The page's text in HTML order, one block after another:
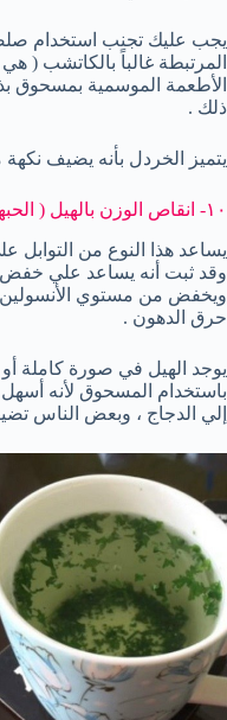
يجب عليك تجنب استخدام
المرتبطة غالباً بالكاتشب (
الأطعمة الموسمية بمسحوق
ذلك .
يتميز الخردل بأنه يضيف
١٠- انقاص الوزن بالهيل ( الحبهان ) :
يساعد هذا النوع من التوابل
وقد ثبت أنه يساعد علي خفض
ويخفض من مستوي
حرق الدهون .
يوجد الهيل في صورة كاملة
باستخدام المسحوق لأنه
إلي الدجاج ، وبعض الناس